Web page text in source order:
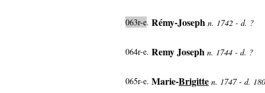
063r-e. Rémy-Joseph n. 1742 - d. ?
064r-e. Remy Joseph n. 1744 - d. ?
065r-e. Marie-Brigitte n. 1747 - d.